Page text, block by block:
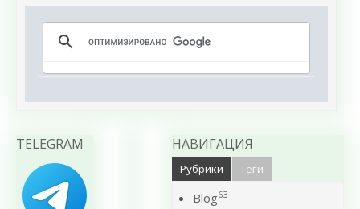
TELEGRAM НАВИГАЦИЯ
Рубрики Теги
Blog63